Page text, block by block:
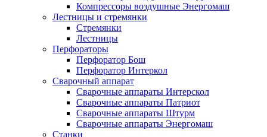
Компрессоры воздушные Энергомаш
Лестницы и стремянки
Стремянки
Лестницы
Перфораторы
Перфоратор Бош
Перфоратор Интеркол
Сварочный аппарат
Сварочные аппараты Интерскол
Сварочные аппараты Патриот
Сварочные аппараты Штурм
Сварочные аппараты Энергомаш
Станки